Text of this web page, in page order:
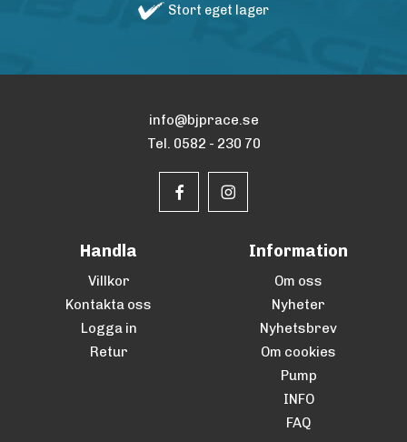
Stort eget lager
info@bjprace.se
Tel. 0582 - 230 70
Handla
Villkor
Kontakta oss
Logga in
Retur
Information
Om oss
Nyheter
Nyhetsbrev
Om cookies
Pump
INFO
FAQ